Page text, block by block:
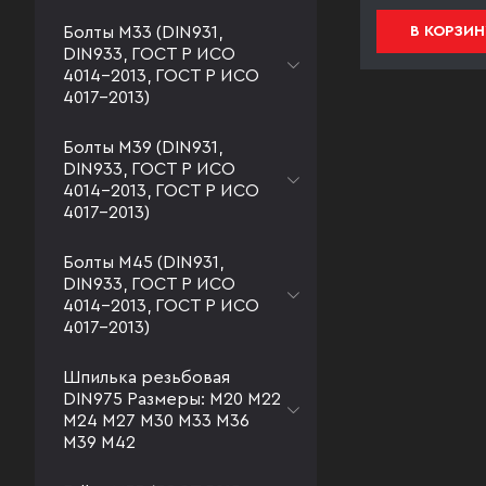
Болты М33 (DIN931,
DIN933, ГОСТ Р ИСО
4014-2013, ГОСТ Р ИСО
4017-2013)
Болты М39 (DIN931,
DIN933, ГОСТ Р ИСО
4014-2013, ГОСТ Р ИСО
4017-2013)
Болты М45 (DIN931,
DIN933, ГОСТ Р ИСО
4014-2013, ГОСТ Р ИСО
4017-2013)
Шпилька резьбовая
DIN975 Размеры: М20 М22
М24 М27 М30 М33 М36
М39 М42
В КОРЗИНУ В